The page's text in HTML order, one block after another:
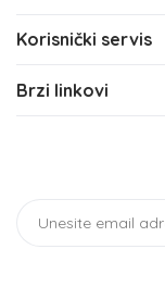
Korisnički servis
Brzi linkovi